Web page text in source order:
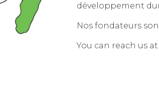
développement
Nos fondateurs
You can reach us at